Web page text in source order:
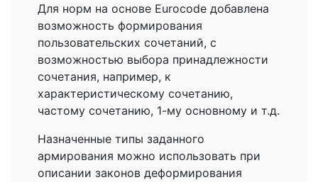
Для норм на основе Eurocode добавлена
возможность формирования
пользовательских сочетаний, с
возможностью выбора принадлежности
сочетания, например, к
характеристическому сочетанию,
частому сочетанию, 1-му основному и т.д.
Назначенные типы заданного
армирования можно использовать при
описании законов деформирования